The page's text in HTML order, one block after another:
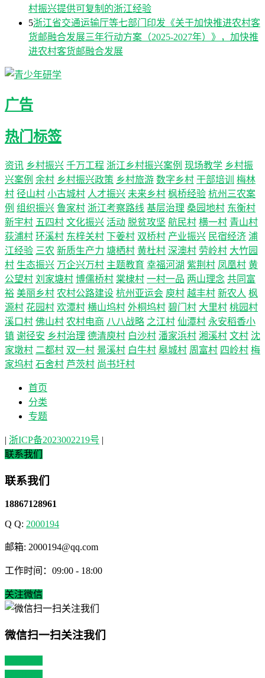
村振兴提供可复制的浙江经验
5浙江省交通运输厅等七部门印发《关于加快推进农村客
货邮融合发展三年行动方案（2025-2027年）》，加快推
进农村客货邮融合发展
广告
热门标签
资讯 乡村振兴 千万工程 浙江乡村振兴案例 现场教学 乡村振
兴案例 余村 乡村振兴政策 乡村旅游 数字乡村 干部培训
梅林
村 径山村 小古城村 人才振兴 未来乡村 枫桥经验 杭州三农案
例 组织振兴 鲁家村 浙江考察路线 基层治理 桑园地村 东衡村
新宇村 五四村 文化振兴 活动 脱贫攻坚 航民村 横一村 青山村
荻浦村 环溪村 东梓关村 下姜村 双桥村 产业振兴 民宿经济 浦
江经验 三农 新质生产力 塘栖村 黄杜村 深澳村 劳岭村 大竹园
村 生态振兴 万企兴万村 主题教育 幸福河湖 紫荆村 凤凰村 黄
公望村 刘家塘村 博儒桥村 棠棣村 一村一品 两山理念 共同富
裕 美丽乡村 农村公路建设 杭州亚运会 庾村 越丰村 新农人 枫
源村 花园村 欢潭村 横山坞村 外桐坞村 碧门村 大里村 桃园村
溪口村 佛山村 农村电商 八八战略 之江村 仙潭村 永安稻香小
镇 谢径安 乡村治理 德清庾村 白沙村 潘家浜村 湘溪村 文村 沈
家墩村 二都村 双一村 景溪村 白牛村 皋城村 周富村 四岭村 梅
家坞村 石舍村 芦茨村 尚书圩村
首页
分类
专题
| 浙ICP备2023002219号 |
联系我们
联系我们
18867128961
Q Q: 2000194
邮箱: 2000194@qq.com
工作时间：09:00 - 18:00
关注微信
微信扫一扫关注我们